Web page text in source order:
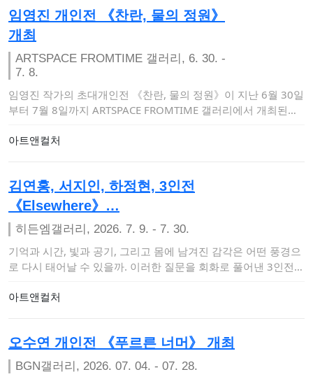
임영진 개인전 《찬란, 물의 정원》
개최
ARTSPACE FROMTIME 갤러리, 6. 30. -
7. 8.
임영진 작가의 초대개인전 《찬란, 물의 정원》이 지난 6월 30일
부터 7월 8일까지 ARTSPACE FROMTIME 갤러리에서 개최된
아트앤컬처
김연홍, 서지인, 하정현, 3인전
《Elsewhere》…
히든엠갤러리, 2026. 7. 9. - 7. 30.
기억과 시간, 빛과 공기, 그리고 몸에 남겨진 감각은 어떤 풍경으
로 다시 태어날 수 있을까. 이러한 질문을 회화로 풀어낸 3인전
아트앤컬처
오수연 개인전 《푸르른 너머》 개최
BGN갤러리, 2026. 07. 04. - 07. 28.